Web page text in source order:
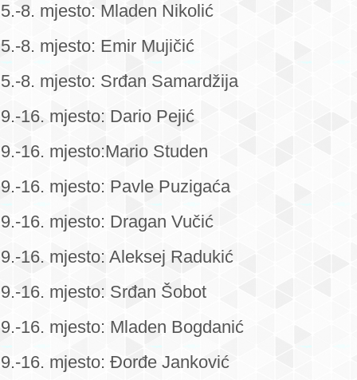
5.-8. mjesto: Mladen Nikolić
5.-8. mjesto: Emir Mujičić
5.-8. mjesto: Srđan Samardžija
9.-16. mjesto: Dario Pejić
9.-16. mjesto:Mario Studen
9.-16. mjesto: Pavle Puzigaća
9.-16. mjesto: Dragan Vučić
9.-16. mjesto: Aleksej Radukić
9.-16. mjesto: Srđan Šobot
9.-16. mjesto: Mladen Bogdanić
9.-16. mjesto: Đorđe Janković